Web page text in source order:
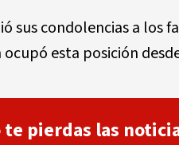
sus condolencias a los
esta posición
te pierdas las